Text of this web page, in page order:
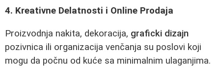
4. Kreativne Delatnosti i Online Prodaja
Proizvodnja nakita, dekoracija, graficki dizajn
pozivnica ili organizacija venčanja su poslovi koji
mogu da počnu od kuće sa minimalnim ulaganjima.